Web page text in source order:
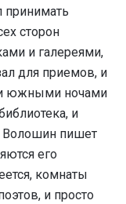
принимать
сторон
и галереями,
для приемов, и
южными ночами
и
Волошин пишет
его
комнаты
и просто